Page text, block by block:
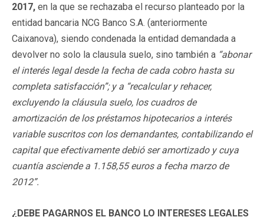
2017, en la que se rechazaba el recurso planteado por la
entidad bancaria NCG Banco S.A. (anteriormente
Caixanova), siendo condenada la entidad demandada a
devolver no solo la clausula suelo, sino también a “abonar
el interés legal desde la fecha de cada cobro hasta su
completa satisfacción”; y a “recalcular y rehacer,
excluyendo la cláusula suelo, los cuadros de
amortización de los préstamos hipotecarios a interés
variable suscritos con los demandantes, contabilizando el
capital que efectivamente debió ser amortizado y cuya
cuantía asciende a 1.158,55 euros a fecha marzo de
2012”.
¿DEBE PAGARNOS EL BANCO LO INTERESES LEGALES